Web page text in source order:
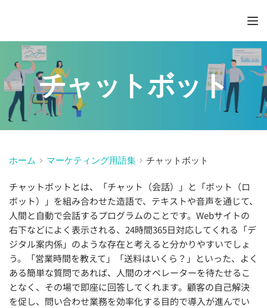
チャットボット
ホーム マーケティング用語集 チャットボット
チャットボットとは、「チャット（会話）」と「ボット（ロ
ボット）」を組み合わせた造語で、テキストや音声を通じて、
人間と自動で会話するプログラムのことです。Webサイトの
右下などによく表示される、24時間365日対応してくれる「デ
ジタル案内係」のような存在と考えると分かりやすいでしょ
う。「営業時間を教えて」「送料はいくら？」といった、よく
ある簡単な質問であれば、人間のオペレーターを待たせるこ
となく、その場で即座に回答してくれます。顧客の自己解決
を促し、問い合わせ業務を効率化する目的で導入が進んでい